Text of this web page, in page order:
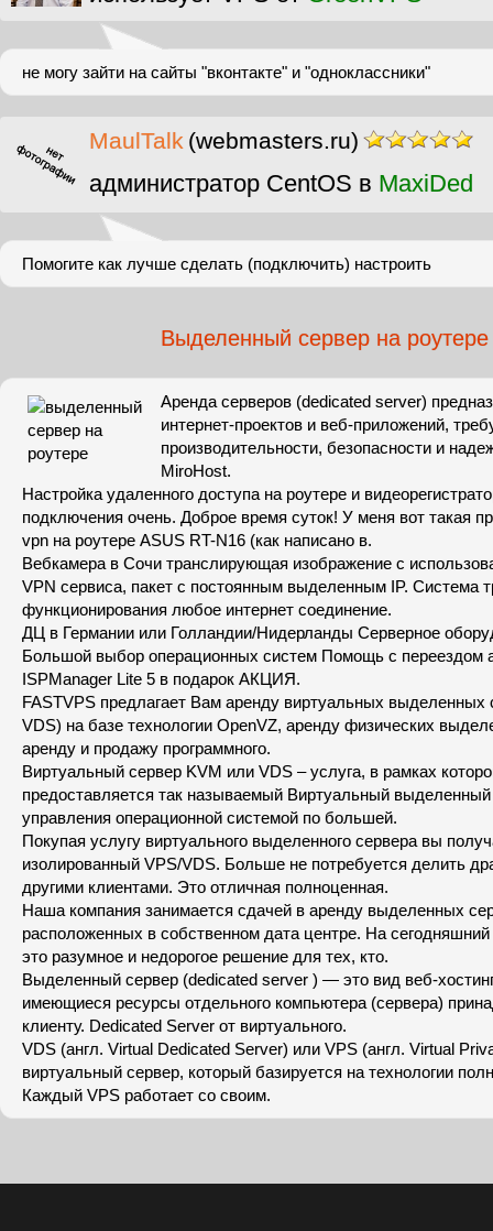
не могу зайти на сайты "вконтакте" и "одноклассники"
MaulTalk (webmasters.ru)
администратор CentOS в MaxiDed
Помогите как лучше сделать (подключить) настроить
Выделенный сервер на роутере
Аренда серверов (dedicated server)
интернет-проектов и веб-приложений,
производительности, безопасности и
MiroHost.
Настройка удаленного доступа на роутере и
подключения очень. Доброе время суток! У меня вот такая
vpn на роутере ASUS RT-N16 (как написано в.
Вебкамера в Сочи транслирующая изображение с
VPN сервиса, пакет с постоянным выделенным IP. Система
функционирования любое интернет соединение.
ДЦ в Германии или Голландии/Нидерланды Серверное
Большой выбор операционных систем Помощь с переездом
ISPManager Lite 5 в подарок АКЦИЯ.
FASTVPS предлагает Вам аренду виртуальных выделенных
VDS) на базе технологии OpenVZ, аренду физических
аренду и продажу программного.
Виртуальный сервер KVM или VDS – услуга, в рамках
предоставляется так называемый Виртуальный
управления операционной системой по большей.
Покупая услугу виртуального выделенного сервера вы
изолированный VPS/VDS. Больше не потребуется делить
другими клиентами. Это отличная полноценная.
Наша компания занимается сдачей в аренду выделенных
расположенных в собственном дата центре. На
это разумное и недорогое решение для тех, кто.
Выделенный сервер (dedicated server ) — это вид веб-
имеющиеся ресурсы отдельного компьютера (сервера)
клиенту. Dedicated Server от виртуального.
VDS (англ. Virtual Dedicated Server) или VPS (англ. Virtual
виртуальный сервер, который базируется на технологии
Каждый VPS работает со своим.